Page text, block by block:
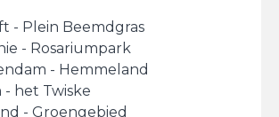
- Plein Beemdgras
- Rosariumpark
- Hemmeland
- het Twiske
- Groengebied